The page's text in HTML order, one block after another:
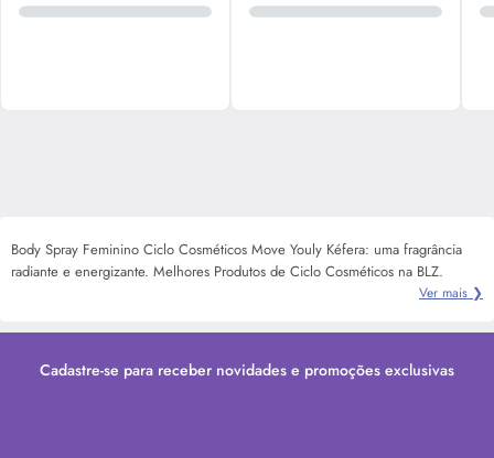
Body Spray Feminino Ciclo Cosméticos Move Youly Kéfera: uma fragrância
radiante e energizante. Melhores Produtos de Ciclo Cosméticos na BLZ.
Ver mais ❯
Cadastre-se para receber novidades e promoções exclusivas